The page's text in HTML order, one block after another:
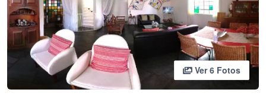
Ver 6 Fotos